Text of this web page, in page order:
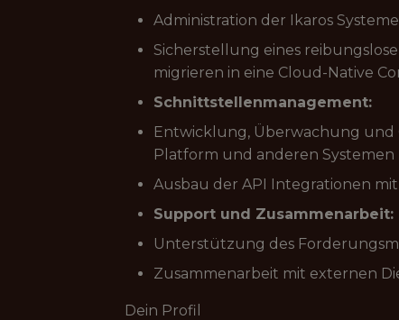
Administration der Ikaros
Sicherstellung eines
migrieren in eine Cloud-Native
Schnittstellenmanagement:
Entwicklung, Überwachung
Platform und anderen Systemen
Ausbau der API Integrationen
Support und Zusammenarbeit:
Unterstützung des
Zusammenarbeit mit externen
Dein Profil